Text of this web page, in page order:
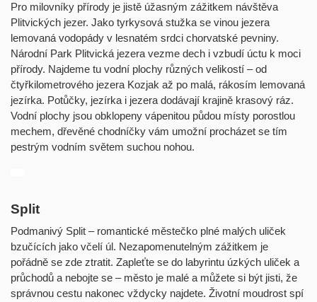
Pro milovníky přírody je jistě úžasným zážitkem návštěva
Plitvických jezer. Jako tyrkysová stužka se vinou jezera
lemovaná vodopády v lesnatém srdci chorvatské pevniny.
Národní Park Plitvická jezera vezme dech i vzbudí úctu k moci
přírody. Najdeme tu vodní plochy různých velikostí – od
čtyřkilometrového jezera Kozjak až po malá, rákosím lemovaná
jezírka. Potůčky, jezírka i jezera dodávají krajině krasový ráz.
Vodní plochy jsou obklopeny vápenitou půdou místy porostlou
mechem, dřevěné chodníčky vám umožní procházet se tím
pestrým vodním světem suchou nohou.
Split
Podmanivý Split – romantické městečko plné malých uliček
bzučících jako včelí úl. Nezapomenutelným zážitkem je
pořádně se zde ztratit. Zapleťte se do labyrintu úzkých uliček a
průchodů a nebojte se – město je malé a můžete si být jisti, že
správnou cestu nakonec vždycky najdete. Životní moudrost spí